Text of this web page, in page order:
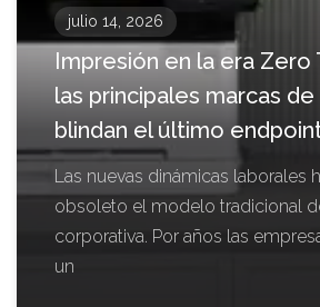
julio 14, 2026
Impresión en la era Zero
las principales marcas
blindan el último
Las nuevas dinámicas laborales
obsoleto el modelo tradicional
corporativa. Por años las
un